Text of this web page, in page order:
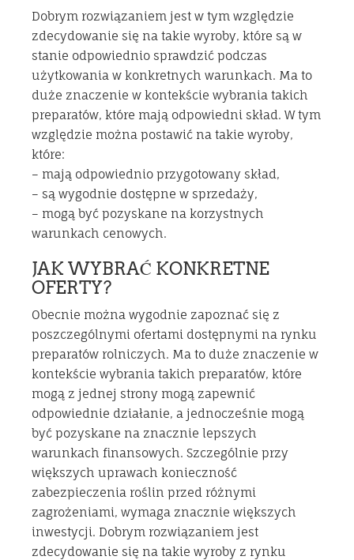
Dobrym rozwiązaniem jest w tym względzie
zdecydowanie się na takie wyroby, które są w
stanie odpowiednio sprawdzić podczas
użytkowania w konkretnych warunkach. Ma to
duże znaczenie w kontekście wybrania takich
preparatów, które mają odpowiedni skład. W tym
względzie można postawić na takie wyroby,
które:
– mają odpowiednio przygotowany skład,
– są wygodnie dostępne w sprzedaży,
– mogą być pozyskane na korzystnych
warunkach cenowych.
JAK WYBRAĆ KONKRETNE
OFERTY?
Obecnie można wygodnie zapoznać się z
poszczególnymi ofertami dostępnymi na rynku
preparatów rolniczych. Ma to duże znaczenie w
kontekście wybrania takich preparatów, które
mogą z jednej strony mogą zapewnić
odpowiednie działanie, a jednocześnie mogą
być pozyskane na znacznie lepszych
warunkach finansowych. Szczególnie przy
większych uprawach konieczność
zabezpieczenia roślin przed różnymi
zagrożeniami, wymaga znacznie większych
inwestycji. Dobrym rozwiązaniem jest
zdecydowanie się na takie wyroby z rynku